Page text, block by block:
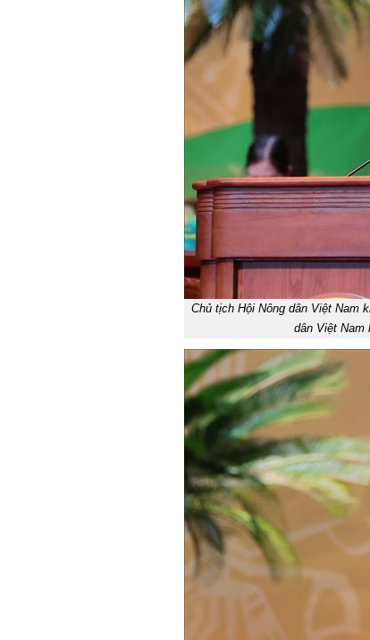
Chủ tịch Hội Nông dân Việt Nam
dân Việt Nam